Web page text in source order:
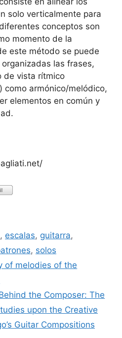
solo verticalmente para
conceptos son
momento de la
este método se puede
las frases,
de vista rítmico
como armónico/melódico,
elementos en común y
, escalas, guitarra,
, solos
of melodies of the
the Composer: The
upon the Creative
Guitar Compositions